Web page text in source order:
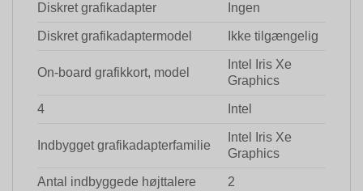
Diskret grafikadapter Ingen
Diskret grafikadaptermodel Ikke tilgængelig
On-board grafikkort, model
Intel Iris Xe
Graphics
4 Intel
Indbygget grafikadapterfamilie
Intel Iris Xe
Graphics
Antal indbyggede højttalere 2